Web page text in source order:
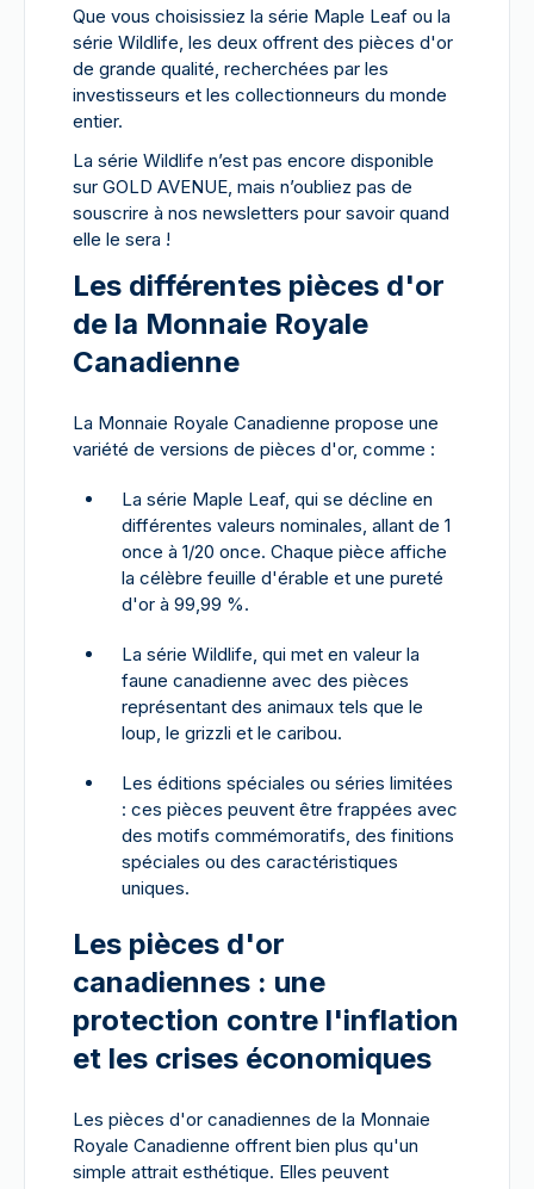
Que vous choisissiez la série Maple Leaf ou la
série Wildlife, les deux offrent des pièces d'or
de grande qualité, recherchées par les
investisseurs et les collectionneurs du monde
entier.
La série Wildlife n’est pas encore disponible
sur GOLD AVENUE, mais n’oubliez pas de
souscrire à nos newsletters pour savoir quand
elle le sera !
Les différentes pièces d'or
de la Monnaie Royale
Canadienne
La Monnaie Royale Canadienne propose une
variété de versions de pièces d'or, comme :
La série Maple Leaf, qui se décline en
différentes valeurs nominales, allant de 1
once à 1/20 once. Chaque pièce affiche
la célèbre feuille d'érable et une pureté
d'or à 99,99 %.
La série Wildlife, qui met en valeur la
faune canadienne avec des pièces
représentant des animaux tels que le
loup, le grizzli et le caribou.
Les éditions spéciales ou séries limitées
: ces pièces peuvent être frappées avec
des motifs commémoratifs, des finitions
spéciales ou des caractéristiques
uniques.
Les pièces d'or
canadiennes : une
protection contre l'inflation
et les crises économiques
Les pièces d'or canadiennes de la Monnaie
Royale Canadienne offrent bien plus qu'un
simple attrait esthétique. Elles peuvent